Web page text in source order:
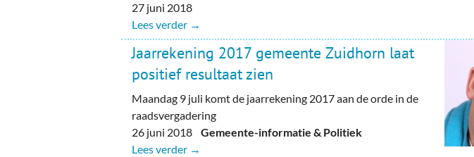
27 juni 2018
Lees verder →
Jaarrekening 2017 gemeente Zuidhorn laat
positief resultaat zien
Maandag 9 juli komt de jaarrekening 2017 aan de orde in de
raadsvergadering
26 juni 2018Gemeente-informatie & Politiek
Lees verder →